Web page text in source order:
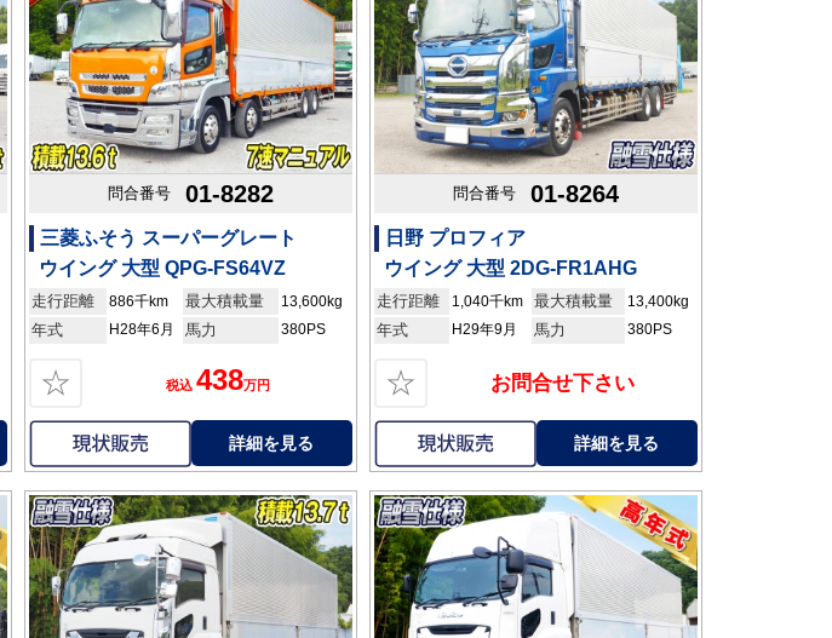
問合番号 01-8282
三菱ふそう スーパーグレート
ウイング 大型 QPG-FS64VZ
走行距離 886千km 最大積載量 13,600kg
年式 H28年6月 馬力 380PS
☆ 税込 438万円
詳細を見る
問合番号 01-8264
日野 プロフィア
ウイング 大型 2DG-FR1AHG
走行距離 1,040千km 最大積載量 13,400kg
年式 H29年9月 馬力 380PS
☆ お問合せ下さい
詳細を見る